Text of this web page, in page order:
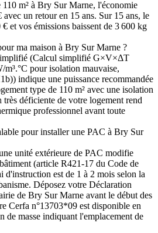
m² à Bry Sur Marne, l'économie
avec un retour en 15 ans. Sur 15 ans, le
et vos émissions baissent de 3 600 kg
ma maison à Bry Sur Marne ?
(Calcul simplifié G×V×ΔT
pour isolation mauvaise,
indique une puissance recommandée
type de 110 m² avec une isolation
déficiente de votre logement rend
professionnel avant toute
pour installer une PAC à Bry Sur
unité extérieure de PAC modifie
(article R421-17 du Code de
d'instruction est de 1 à 2 mois selon la
Déposez votre Déclaration
de Bry Sur Marne avant le début des
Cerfa n°13703*09 est disponible en
de masse indiquant l'emplacement de